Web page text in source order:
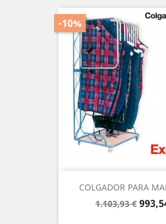
COLGADOR PARA
Precio
1.103,93 €
-10%